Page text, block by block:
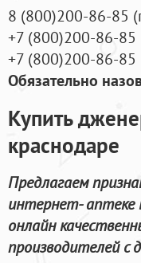
8 (800)200-86-85 (
+7 (800)200-86-85
+7 (800)200-86-85
Обязательно
Купить
краснодаре
Предлагаем
интернет-
онлайн
производителей с